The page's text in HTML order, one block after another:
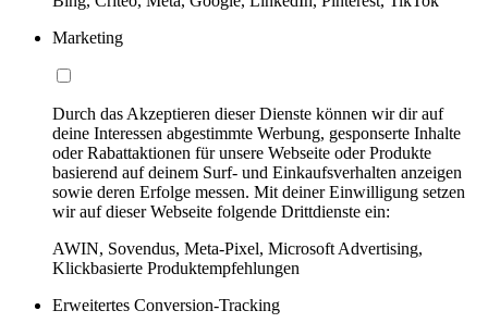
Marketing
Durch das Akzeptieren dieser Dienste können wir dir auf
deine Interessen abgestimmte Werbung, gesponserte Inhalte
oder Rabattaktionen für unsere Webseite oder Produkte
basierend auf deinem Surf- und Einkaufsverhalten anzeigen
sowie deren Erfolge messen. Mit deiner Einwilligung setzen
wir auf dieser Webseite folgende Drittdienste ein:
AWIN, Sovendus, Meta-Pixel, Microsoft Advertising,
Klickbasierte Produktempfehlungen
Erweitertes Conversion-Tracking